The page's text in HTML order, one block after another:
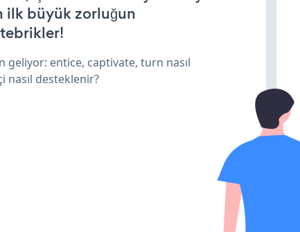
ilk büyük zorluğun
entice, captivate, turn nasıl
nasıl desteklenir?